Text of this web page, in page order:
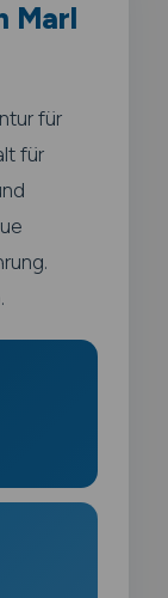
Marl
für
für